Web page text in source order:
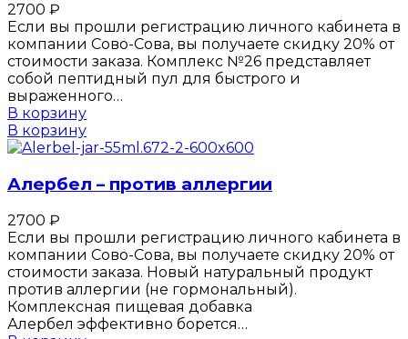
2700 ₽
Если вы прошли регистрацию личного кабинета в
компании Сово-Сова, вы получаете скидку 20% от
стоимости заказа. Комплекс №26 представляет
собой пептидный пул для быстрого и
выраженного…
В корзину
В корзину
Алербел – против аллергии
2700 ₽
Если вы прошли регистрацию личного кабинета в
компании Сово-Сова, вы получаете скидку 20% от
стоимости заказа. Новый натуральный продукт
против аллергии (не гормональный).
Комплексная пищевая добавка
Алербел эффективно борется…